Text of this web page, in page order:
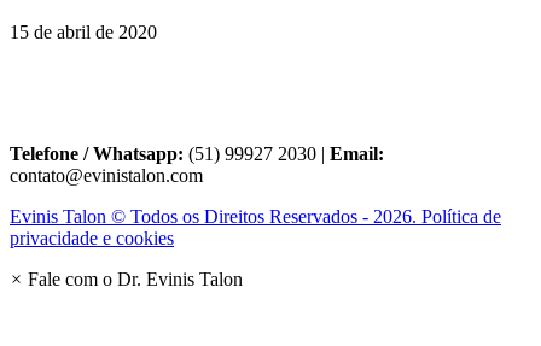
15 de abril de 2020
Telefone / Whatsapp: (51) 99927 2030 | Email:
contato@evinistalon.com
Evinis Talon © Todos os Direitos Reservados - 2026. Política de
privacidade e cookies
× Fale com o Dr. Evinis Talon